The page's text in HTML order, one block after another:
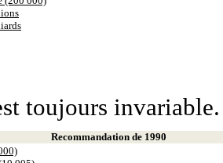
toujours invariable.
Recommandation de 1990